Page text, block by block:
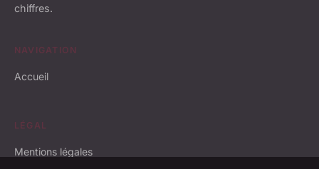
chiffres.
NAVIGATION
Accueil
LÉGAL
Mentions légales